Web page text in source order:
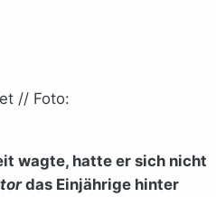
// Foto:
wagte, hatte er sich nicht
das Einjährige hinter